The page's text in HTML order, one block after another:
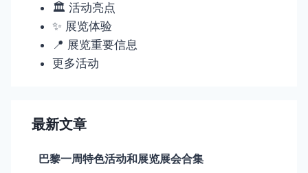
🏛️ 活动亮点
✨ 展览体验
📍 展览重要信息
更多活动
最新文章
巴黎一周特色活动和展览展会合集